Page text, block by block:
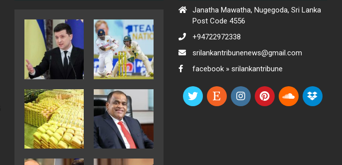
Janatha Mawatha, Nugegoda, Sri Lanka
Post Code 4556
+94722972338
srilankantribunenews@gmail.com
facebook » srilankantribune